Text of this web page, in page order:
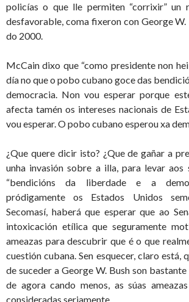
policías o que lle permiten “corrixir” un
desfavorable, coma fixeron con George W.
do 2000.
McCain dixo que “como presidente non
día no que o pobo cubano goce das
democracia. Non vou esperar porque
afecta tamén os intereses nacionais de
vou esperar. O pobo cubano esperou xa
¿Que quere dicir isto? ¿Que de gañar a
unha invasión sobre a illa, para levar aos
“bendicións da liberdade e a
pródigamente os Estados Unidos
Secomasí, haberá que esperar que ao
intoxicación etílica que seguramente
ameazas para descubrir que é o que
cuestión cubana. Sen esquecer, claro está,
de suceder a George W. Bush son
de agora cando menos, as súas
consideradas seriamente.